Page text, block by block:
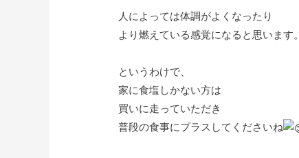
人によっては体調がよくなったり
より燃えている感覚になると思います。
というわけで、
家に食塩しかない方は
買いに走っていただき
普段の食事にプラスしてくださいね